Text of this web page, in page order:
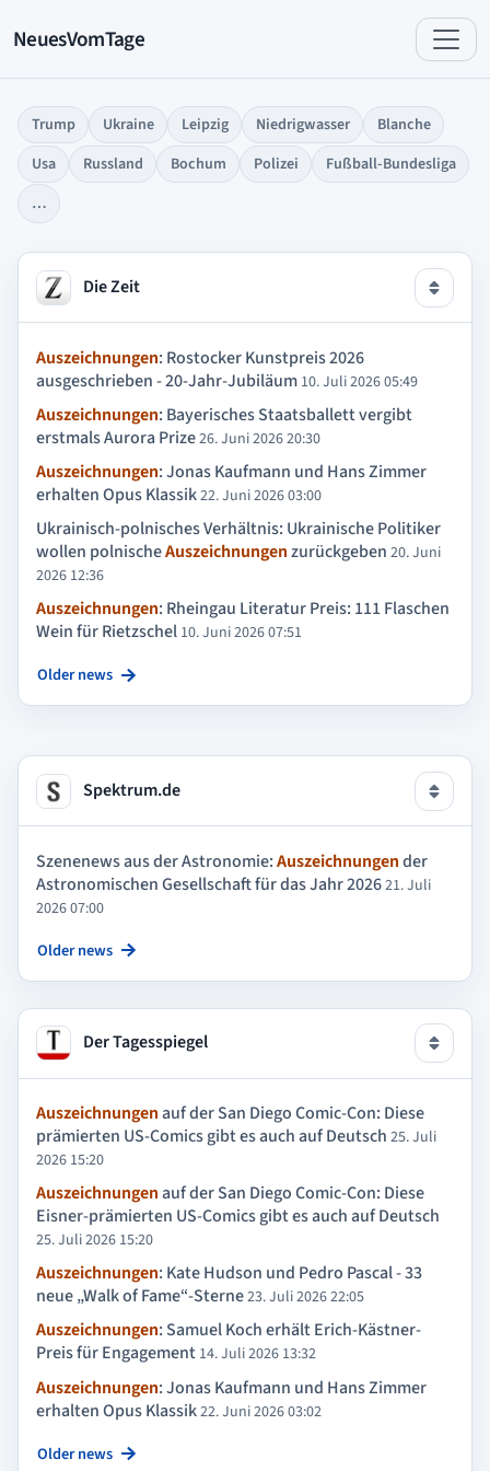
NeuesVomTage
Trump Ukraine Leipzig Niedrigwasser
Blanche
Usa
Russland Bochum Polizei
Fußball-Bundesliga
…
Die Zeit
Auszeichnungen: Rostocker Kunstpreis 2026
ausgeschrieben - 20-Jahr-Jubiläum 10. Juli 2026 05:49
Auszeichnungen: Bayerisches Staatsballett vergibt
erstmals Aurora Prize26. Juni 2026 20:30
Auszeichnungen: Jonas Kaufmann und Hans Zimmer
erhalten Opus Klassik22. Juni 2026 03:00
Ukrainisch-polnisches Verhältnis: Ukrainische Politiker
wollen polnischeAuszeichnungenzurückgeben 20. Juni
2026 12:36
Auszeichnungen: Rheingau Literatur Preis: 111 Flaschen
Wein für Rietzschel 10. Juni 2026 07:51
Older news
Spektrum.de
Szenenews aus der Astronomie:Auszeichnungender
Astronomischen Gesellschaft für das Jahr 202621. Juli
2026 07:00
Older news
Der Tagesspiegel
Auszeichnungenauf der San Diego Comic-Con: Diese
prämierten US-Comics gibt es auch auf Deutsch 25. Juli
2026 15:20
Auszeichnungenauf der San Diego Comic-Con: Diese
Eisner-prämierten US-Comics gibt es auch auf Deutsch
25. Juli 2026 15:20
Auszeichnungen: Kate Hudson und Pedro Pascal - 33
neue „Walk of Fame“-Sterne23. Juli 2026 22:05
Auszeichnungen: Samuel Koch erhält Erich-Kästner-
Preis für Engagement 14. Juli 2026 13:32
Auszeichnungen: Jonas Kaufmann und Hans Zimmer
erhalten Opus Klassik22. Juni 2026 03:02
Older news